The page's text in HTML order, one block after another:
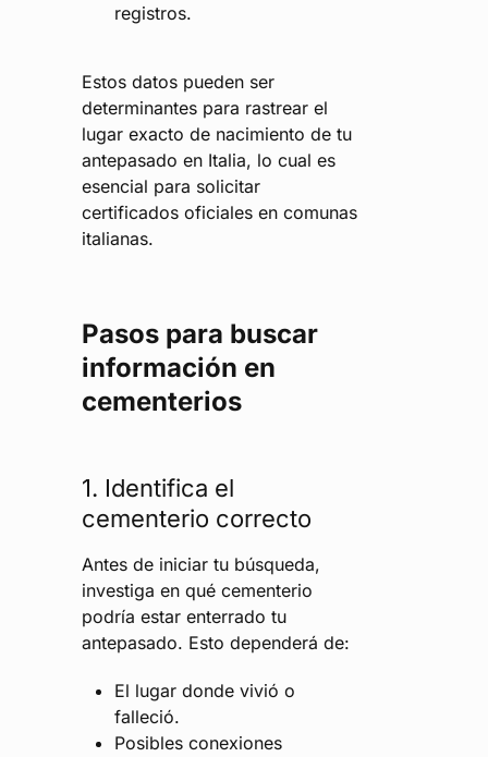
registros.
Estos datos pueden ser
determinantes para rastrear el
lugar exacto de nacimiento de tu
antepasado en Italia, lo cual es
esencial para solicitar
certificados oficiales en comunas
italianas.
Pasos para buscar
información en
cementerios
1. Identifica el
cementerio correcto
Antes de iniciar tu búsqueda,
investiga en qué cementerio
podría estar enterrado tu
antepasado. Esto dependerá de:
El lugar donde vivió o
falleció.
Posibles conexiones